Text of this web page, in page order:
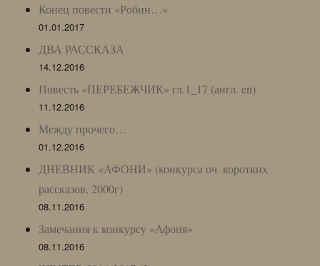
Конец повести «Робин…»
01.01.2017
ДВА РАССКАЗА
14.12.2016
Повесть «ПЕРЕБЕЖЧИК» гл.1_17 (англ. en)
11.12.2016
Между прочего…
01.12.2016
ДНЕВНИК «АФОНИ» (конкурса оч. коротких
рассказов, 2000г)
08.11.2016
Замечания к конкурсу «Афоня»
08.11.2016